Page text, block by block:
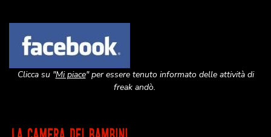
Clicca su "Mi piace" per essere tenuto informato delle attività di
freak andò.
Image